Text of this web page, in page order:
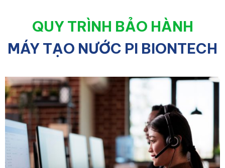
QUY TRÌNH BẢO HÀNH
MÁY TẠO NƯỚC PI BIONTECH